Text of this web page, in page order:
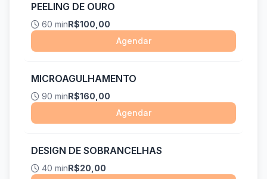
PEELING DE OURO
60 minR$100,00
Agendar
MICROAGULHAMENTO
90 minR$160,00
Agendar
DESIGN DE SOBRANCELHAS
40 minR$20,00